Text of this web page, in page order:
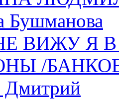
Бушманова
ВИЖУ Я
/
Дмитрий